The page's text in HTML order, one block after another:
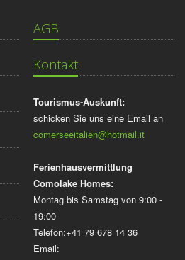
AGB
Kontakt
Tourismus-Auskunft:
schicken Sie uns eine Email an
comerseeitalien@hotmail.it
Ferienhausvermittlung
Comolake Homes:
Montag bis Samstag von 9:00 -
19:00
Telefon:+41 79 678 14 36
Email: